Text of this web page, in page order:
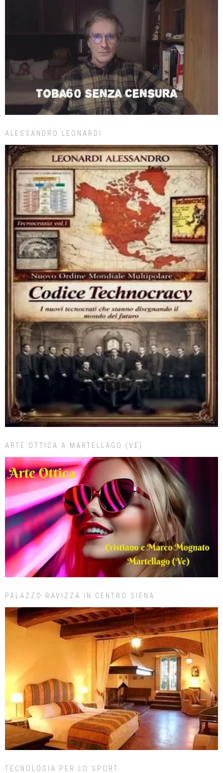
ALESSANDRO LEONARDI
ARTE OTTICA A MARTELLAGO (VE)
PALAZZO RAVIZZA IN CENTRO SIENA
TECNOLOGIA PER LO SPORT